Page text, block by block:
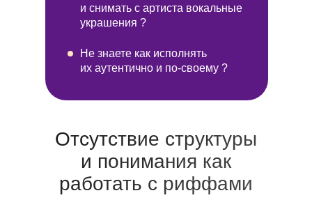
и снимать с артиста вокальные
украшения ?
Не знаетекак исполнять
их аутентично и по-своему ?
Отсутствие структуры
и понимания как
работать с риффами